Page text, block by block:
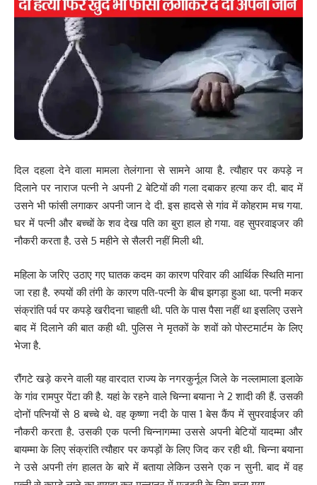
दिल दहला देने वाला मामला तेलंगाना से सामने आया है. त्यौहार पर कपड़े न
दिलाने पर नाराज पत्नी ने अपनी 2 बेटियों की गला दबाकर हत्या कर दी. बाद में
उसने भी फांसी लगाकर अपनी जान दे दी. इस हादसे से गांव में कोहराम मच गया.
घर में पत्नी और बच्चों के शव देख पति का बुरा हाल हो गया. वह सुपरवाइजर की
नौकरी करता है. उसे 5 महीने से सैलरी नहीं मिली थी.
महिला के जरिए उठाए गए घातक कदम का कारण परिवार की आर्थिक स्थिति माना
जा रहा है. रुपयों की तंगी के कारण पति-पत्नी के बीच झगड़ा हुआ था. पत्नी मकर
संक्रांति पर्व पर कपड़े खरीदना चाहती थी. पति के पास पैसा नहीं था इसलिए उसने
बाद में दिलाने की बात कही थी. पुलिस ने मृतकों के शवों को पोस्टमार्टम के लिए
भेजा है.
रौंगटे खड़े करने वाली यह वारदात राज्य के नगरकुर्नूल जिले के नल्लामाला इलाके
के गांव रामपुर पेंटा की है. यहां के रहने वाले चिन्ना बयाना ने 2 शादी की हैं. उसकी
दोनों पत्नियों से 8 बच्चे थे. वह कृष्णा नदी के पास 1 बेस कैंप में सुपरवाईजर की
नौकरी करता है. उसकी एक पत्नी चिन्नागम्मा उससे अपनी बेटियों यादम्मा और
बायम्मा के लिए संक्रांति त्यौहार पर कपड़ों के लिए जिद कर रही थी. चिन्ना बयाना
ने उसे अपनी तंग हालत के बारे में बताया लेकिन उसने एक न सुनी. बाद में वह